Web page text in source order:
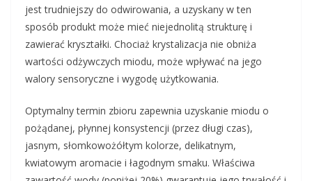
jest trudniejszy do odwirowania, a uzyskany w ten
sposób produkt może mieć niejednolitą strukturę i
zawierać kryształki. Chociaż krystalizacja nie obniża
wartości odżywczych miodu, może wpływać na jego
walory sensoryczne i wygodę użytkowania.
Optymalny termin zbioru zapewnia uzyskanie miodu o
pożądanej, płynnej konsystencji (przez długi czas),
jasnym, słomkowożółtym kolorze, delikatnym,
kwiatowym aromacie i łagodnym smaku. Właściwa